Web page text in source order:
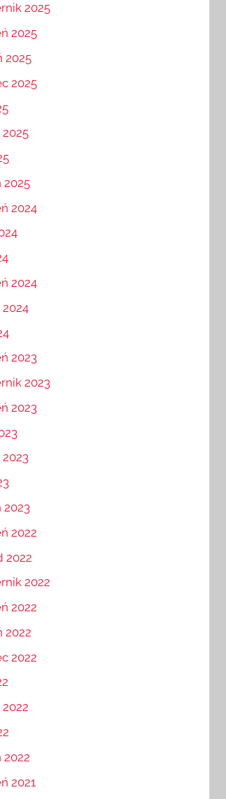
2025
2025
2025
2025
2025
2024
2024
2023
2023
2023
2023
2022
2022
2022
2022
2022
2022
2022
2021